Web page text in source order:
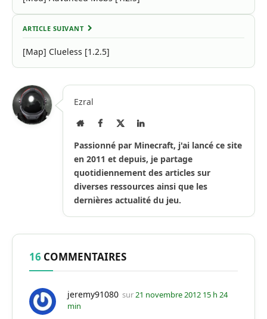
ARTICLE SUIVANT
[Map] Clueless [1.2.5]
Ezral
Site
Facebook
X
LinkedIn
Passionné par Minecraft, j'ai lancé ce site
en 2011 et depuis, je partage
quotidiennement des articles sur
diverses ressources ainsi que les
dernières actualité du jeu.
16 COMMENTAIRES
jeremy91080 sur 21 novembre 2012 15 h 24
min